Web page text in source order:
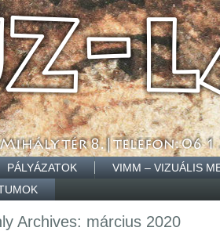
PÁLYÁZATOK VIMM – VIZUÁLIS
Archives: március 2020